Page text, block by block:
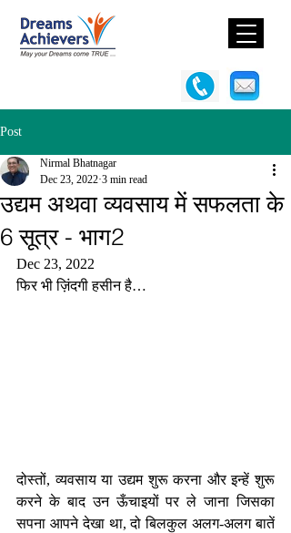
Post
उद्यम अथवा व्यवसाय में सफलता के
6 सूत्र - भाग2
Nirmal Bhatnagar
Dec 23, 2022 3 min read
Dec 23, 2022
फिर भी ज़िंदगी हसीन है…
दोस्तों, व्यवसाय या उद्यम शुरू करना और इन्हें शुरू
करने के बाद उन ऊँचाइयों पर ले जाना जिसका
सपना आपने देखा था, दो बिलकुल अलग-अलग बातें